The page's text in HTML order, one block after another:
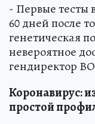
- Первые тесты
60 дней после
генетическая
невероятное
гендиректор
Коронавирус:
простой